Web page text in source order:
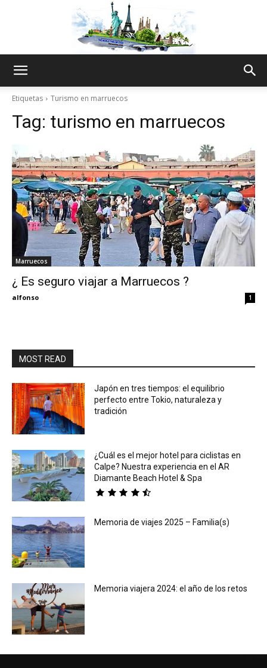
Thru
My
Etiquetas Turismo en marruecos
Tag: turismo en marruecos
Marruecos
¿ Es seguro viajar a Marruecos ?
alfonso 1
MOST READ
Japón en tres tiempos: el equilibrio
perfecto entre Tokio, naturaleza y
tradición
¿Cuál es el mejor hotel para ciclistas en
Calpe? Nuestra experiencia en el AR
Diamante Beach Hotel & Spa
Memoria de viajes 2025 – Familia(s)
Memoria viajera 2024: el año de los retos